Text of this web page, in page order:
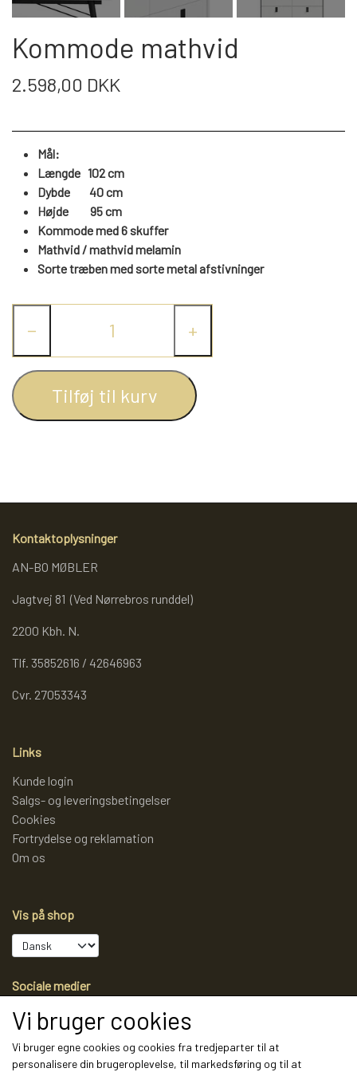
DAYBED/CHAISELONG
ENTRE
REOL EDGE
REOL MISTRAL
REOL SIGN
REOL BASIC
BOGREOLER 40 CM DYBDE
VÆGPANELER
SPEJLE
BELYSNING
SPEJLE
SPEJLE
VÆGPANELER
SPEJLE
PARKERING
MONTERING & LEVERING
OM OS
Kommode mathvid
2.598,00 DKK
Mål:
Længde 102 cm
Dybde 40 cm
Højde
95cm
Kommode med 6 skuffer
Mathvid / mathvid melamin
Sorte træben med sorte metal afstivninger
− +
Tilføj til kurv
Kontaktoplysninger
AN-BO MØBLER
Jagtvej 81 (Ved Nørrebros runddel)
2200 Kbh. N.
Tlf. 35852616 / 42646963
Cvr. 27053343
Links
Kunde login
Salgs- og leveringsbetingelser
Cookies
Fortrydelse og reklamation
Om os
Vis på shop
Sociale medier
Modtag vores nyhedsbrev via e-mail
Vi bruger cookies
Vi bruger egne cookies og cookies fra tredjeparter til at
personalisere din brugeroplevelse, til markedsføring og til at